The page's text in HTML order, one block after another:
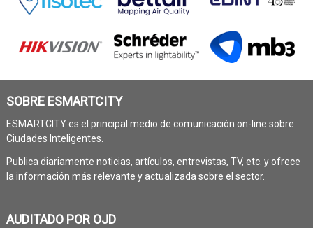
SOBRE ESMARTCITY
ESMARTCITY es el principal medio de comunicación on-line sobre
Ciudades Inteligentes.
Publica diariamente noticias, artículos, entrevistas, TV, etc. y ofrece
la información más relevante y actualizada sobre el sector.
AUDITADO POR OJD